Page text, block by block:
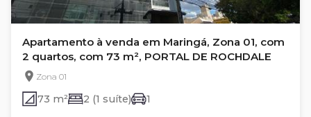
Apartamento à venda em Maringá, Zona 01, com
2 quartos, com 73 m², PORTAL DE ROCHDALE
Zona 01
73 m² 2 (1 suíte) 1